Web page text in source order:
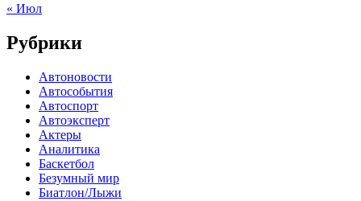
« Июл
Рубрики
Автоновости
Автособытия
Автоспорт
Автоэксперт
Актеры
Аналитика
Баскетбол
Безумный мир
Биатлон/Лыжи